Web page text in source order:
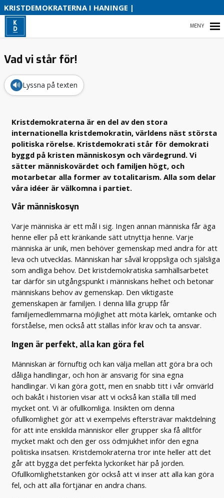
KRISTDEMOKRATERNA I HANINGE |
VAD VI STÅR FÖR!
VÅR PARTIAVDELNING
VÅR POLITIK FÖR HANINGE
Vad vi står för!
🔊 Lyssna på texten
Kristdemokraterna är en del av den stora
internationella kristdemokratin, världens näst största
politiska rörelse. Kristdemokrati står för demokrati
byggd på kristen människosyn och värdegrund. Vi
sätter människovärdet och familjen högt, och
motarbetar alla former av totalitarism. Alla som delar
våra idéer är välkomna i partiet.
Vår människosyn
Varje människa är ett mål i sig. Ingen annan människa får äga
henne eller på ett kränkande sätt utnyttja henne. Varje
människa är unik, men behöver gemenskap med andra för att
leva och utvecklas. Människan har såväl kroppsliga och själsliga
som andliga behov. Det kristdemokratiska samhällsarbetet
tar därför sin utgångspunkt i människans helhet och betonar
människans behov av gemenskap. Den viktigaste
gemenskapen är familjen. I denna lilla grupp får
familjemedlemmarna möjlighet att möta kärlek, omtanke och
förståelse, men också att ställas inför krav och ta ansvar.
Ingen är perfekt, alla kan göra fel
Människan är förnuftig och kan välja mellan att göra bra och
dåliga handlingar, och hon är ansvarig för sina egna
handlingar. Vi kan göra gott, men en snabb titt i vår omvärld
och bakåt i historien visar att vi också kan ställa till med
mycket ont. Vi är ofullkomliga. Insikten om denna
ofullkomlighet gör att vi exempelvis eftersträvar maktdelning
för att inte enskilda människor eller grupper ska få alltför
mycket makt och den ger oss ödmjukhet inför den egna
politiska insatsen. Kristdemokraterna tror inte heller att det
går att bygga det perfekta lyckoriket här på jorden.
Ofullkomlighetstanken gör också att vi inser att alla kan göra
fel, och att alla förtjänar en andra chans.